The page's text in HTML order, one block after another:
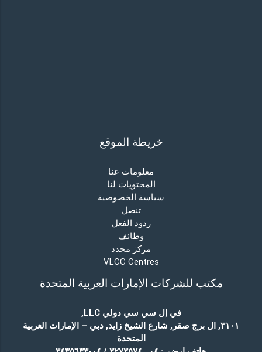
خريطة الموقع
معلومات عنا
المحتويات لنا
سياسة الخصوصية
تنصل
ردود الفعل
وظائف
مركز محدد
VLCC Centres
مكتب للشركات الإمارات العربية المتحدة
في إل سي سي دولي LLC
,
٣١٠١, ال برج صقر, شارع الشيخ زايد, دبي – الإمارات العربية
المتحدة